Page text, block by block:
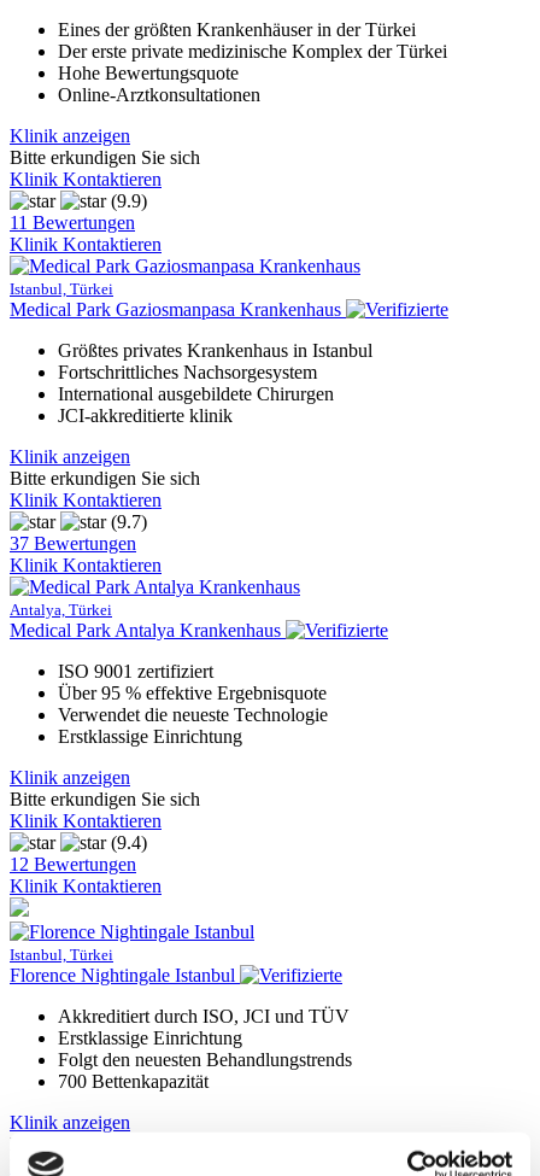
Eines der größten Krankenhäuser in der Türkei
Der erste private medizinische Komplex der Türkei
Hohe Bewertungsquote
Online-Arztkonsultationen
Klinik anzeigen
Bitte erkundigen Sie sich
Klinik Kontaktieren
(9.9)
11 Bewertungen
Klinik Kontaktieren
Istanbul, Türkei
Medical Park Gaziosmanpasa Krankenhaus
Größtes privates Krankenhaus in Istanbul
Fortschrittliches Nachsorgesystem
International ausgebildete Chirurgen
JCI-akkreditierte klinik
Klinik anzeigen
Bitte erkundigen Sie sich
Klinik Kontaktieren
(9.7)
37 Bewertungen
Klinik Kontaktieren
Antalya, Türkei
Medical Park Antalya Krankenhaus
ISO 9001 zertifiziert
Über 95 % effektive Ergebnisquote
Verwendet die neueste Technologie
Erstklassige Einrichtung
Klinik anzeigen
Bitte erkundigen Sie sich
Klinik Kontaktieren
(9.4)
12 Bewertungen
Klinik Kontaktieren
Istanbul, Türkei
Florence Nightingale Istanbul
Akkreditiert durch ISO, JCI und TÜV
Erstklassige Einrichtung
Folgt den neuesten Behandlungstrends
700 Bettenkapazität
Klinik anzeigen
Bitte erkundigen Sie sich
Klinik Kontaktieren